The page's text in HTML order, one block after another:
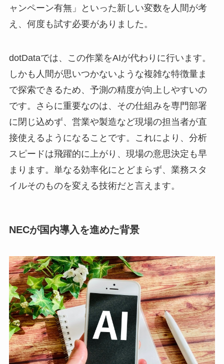
ャンペーン有無」といった新しい変数を人間が考
え、何度も試す必要がありました。
dotDataでは、この作業をAIが代わりに行います。
しかも人間が思いつかないような複雑な特徴量ま
で探索できるため、予測の精度が向上しやすいの
です。さらに重要なのは、その仕組みを専門部署
に閉じ込めず、営業や製造など現場の担当者が直
接使えるようになることです。これにより、分析
スピードは飛躍的に上がり、現場の意思決定も早
まります。単なる効率化にとどまらず、業務スタ
イルそのものを変える技術だと言えます。
NECが国内導入を進めた背景